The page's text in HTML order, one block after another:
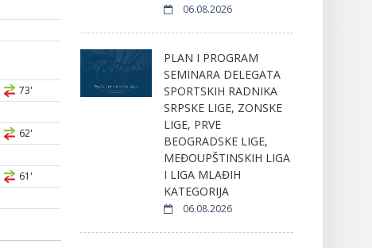
73'
62'
61'
06.08.2026
PLAN I PROGRAM
SEMINARA DELEGATA
SPORTSKIH RADNIKA
SRPSKE LIGE, ZONSKE
LIGE, PRVE
BEOGRADSKE LIGE,
MEĐOUPŠTINSKIH LIGA
I LIGA MLAĐIH
KATEGORIJA
06.08.2026